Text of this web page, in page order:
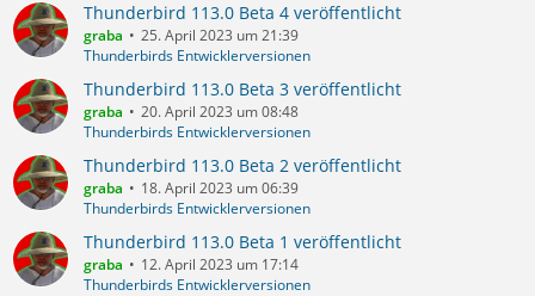
Thunderbird 113.0 Beta 4 veröffentlicht
graba
25. April 2023 um 21:39
Thunderbirds Entwicklerversionen
Thunderbird 113.0 Beta 3 veröffentlicht
graba
20. April 2023 um 08:48
Thunderbirds Entwicklerversionen
Thunderbird 113.0 Beta 2 veröffentlicht
graba
18. April 2023 um 06:39
Thunderbirds Entwicklerversionen
Thunderbird 113.0 Beta 1 veröffentlicht
graba
12. April 2023 um 17:14
Thunderbirds Entwicklerversionen